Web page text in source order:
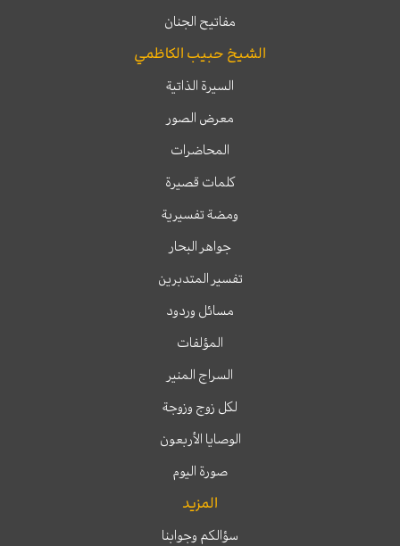
مفاتيح الجنان
الشيخ حبيب الكاظمي
السيرة الذاتية
معرض الصور
المحاضرات
كلمات قصيرة
ومضة تفسيرية
جواهر البحار
تفسير المتدبرين
مسائل وردود
المؤلفات
السراج المنير
لكل زوج وزوجة
الوصايا الأربعون
صورة اليوم
المزيد
سؤالكم وجوابنا